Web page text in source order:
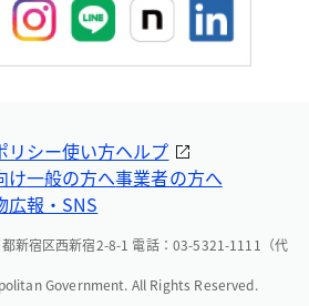
リシー使い方ヘルプ
け一般の方へ事業者の方へ
広報・SNS
新宿区西新宿2-8-1 電話：03-5321-1111（代
Government. All Rights Reserved.